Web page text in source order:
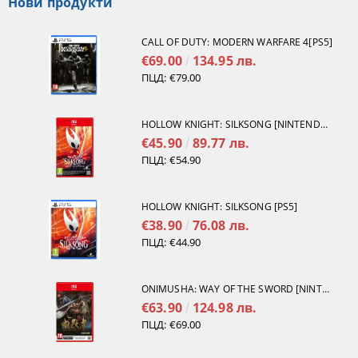
CALL OF DUTY: MODERN WARFARE 4[PS5]
€69.00 134.95 лв.
ПЦД: €79.00
HOLLOW KNIGHT: SILKSONG [NINTENDO SWITCH 2]
€45.90 89.77 лв.
ПЦД: €54.90
HOLLOW KNIGHT: SILKSONG [PS5]
€38.90 76.08 лв.
ПЦД: €44.90
ONIMUSHA: WAY OF THE SWORD [NINTENDO SWITCH 2]
€63.90 124.98 лв.
ПЦД: €69.00